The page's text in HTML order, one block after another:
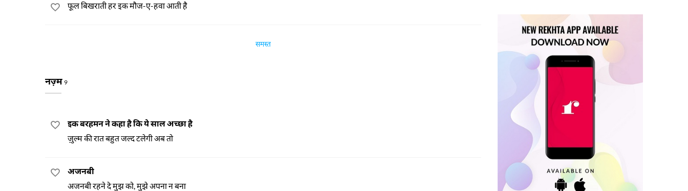
फूल बिखराती हर इक मौज-ए-हवा आती है
समस्त
नज़्म 9
इक बरहमन ने कहा है कि ये साल अच्छा है
ज़ुल्म की रात बहुत जल्द टलेगी अब तो
अजनबी
अजनबी रहने दे मुझ को, मुझे अपना न बना